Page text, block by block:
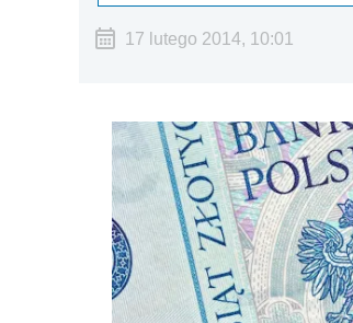
17 lutego 2014, 10:01